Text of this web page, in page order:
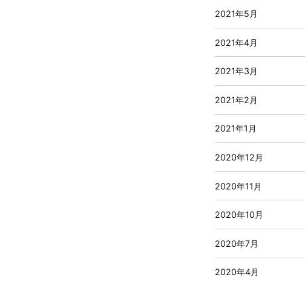
2021年5月
2021年4月
2021年3月
2021年2月
2021年1月
2020年12月
2020年11月
2020年10月
2020年7月
2020年4月